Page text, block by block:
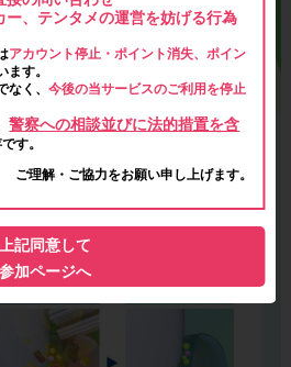
ー、テンタメの運営を妨げる行為
アカウント停止・ポイント消失、ポイン
ます。
なく、今後の当サービスのご利用を停止
警察への相談並びに法的措置を含
す。
ご理解・ご協力をお願い申し上げます。
上記同意して
参加ページへ